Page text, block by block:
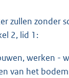
zullen zonder
2, lid 1:
werken -
van het